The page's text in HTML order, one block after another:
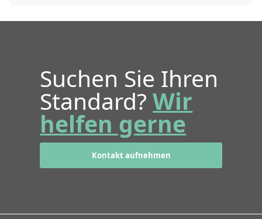
Suchen Sie Ihren
Standard?Wir
helfen gerne
Kontakt aufnehmen